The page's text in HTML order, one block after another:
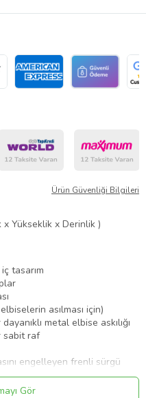
Ürün Güvenliği Bilgileri
Yükseklik x Derinlik )
tasarım
asılması için)
metal elbise askılığı
sabit raf
engelleyen frenli sürgü
Gör